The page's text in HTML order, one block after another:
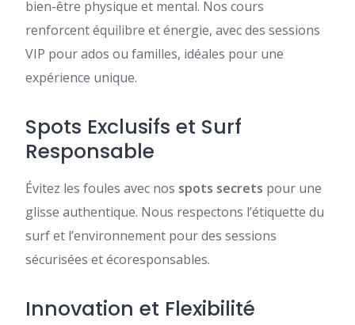
bien-être physique et mental. Nos cours
renforcent équilibre et énergie, avec des sessions
VIP pour ados ou familles, idéales pour une
expérience unique.
Spots Exclusifs et Surf
Responsable
Évitez les foules avec nos spots secrets pour une
glisse authentique. Nous respectons l’étiquette du
surf et l’environnement pour des sessions
sécurisées et écoresponsables.
Innovation et Flexibilité